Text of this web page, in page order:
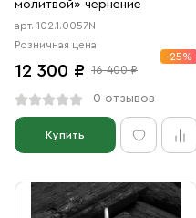
молитвой» чернение
арт. 102.1.0057N
Розничная цена
12 300 ₽ 16 400 ₽
-25%
0 отзывов
Купить